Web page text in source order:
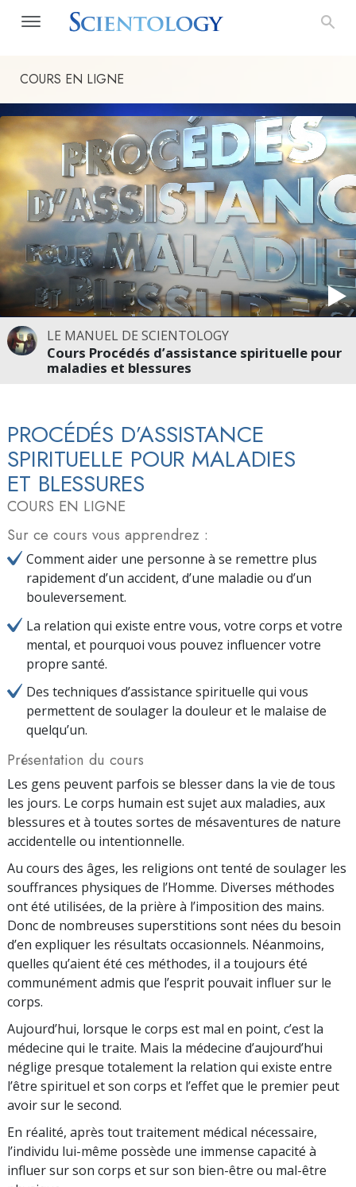
COURS EN LIGNE
LE MANUEL DE SCIENTOLOGY
Cours Procédés d’assistance spirituelle pour
maladies et blessures
PROCÉDÉS D’ASSISTANCE
SPIRITUELLE POUR MALADIES
ET BLESSURES
COURS EN LIGNE
Sur ce cours vous apprendrez :
Comment aider une personne à se remettre plus
rapidement d’un accident, d’une maladie ou d’un
bouleversement.
La relation qui existe entre vous, votre corps et votre
mental, et pourquoi vous pouvez influencer votre
propre santé.
Des techniques d’assistance spirituelle qui vous
permettent de soulager la douleur et le malaise de
quelqu’un.
Présentation du cours
Les gens peuvent parfois se blesser dans la vie de tous
les jours. Le corps humain est sujet aux maladies, aux
blessures et à toutes sortes de mésaventures de nature
accidentelle ou intentionnelle.
Au cours des âges, les religions ont tenté de soulager les
souffrances physiques de l’Homme. Diverses méthodes
ont été utilisées, de la prière à l’imposition des mains.
Donc de nombreuses superstitions sont nées du besoin
d’en expliquer les résultats occasionnels. Néanmoins,
quelles qu’aient été ces méthodes, il a toujours été
communément admis que l’esprit pouvait influer sur le
corps.
Aujourd’hui, lorsque le corps est mal en point, c’est la
médecine qui le traite. Mais la médecine d’aujourd’hui
néglige presque totalement la relation qui existe entre
l’être spirituel et son corps et l’effet que le premier peut
avoir sur le second.
En réalité, après tout traitement médical nécessaire,
l’individu lui-même possède une immense capacité à
influer sur son corps et sur son bien-être ou mal-être